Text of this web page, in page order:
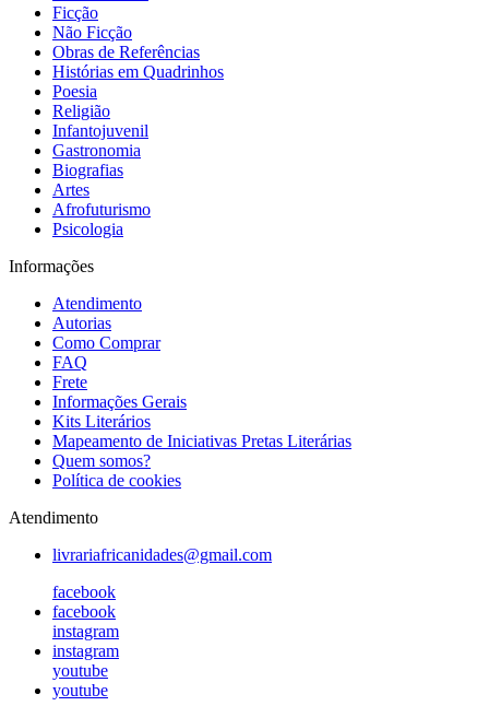
Ficção
Não Ficção
Obras de Referências
Histórias em Quadrinhos
Poesia
Religião
Infantojuvenil
Gastronomia
Biografias
Artes
Afrofuturismo
Psicologia
Informações
Atendimento
Autorias
Como Comprar
FAQ
Frete
Informações Gerais
Kits Literários
Mapeamento de Iniciativas Pretas Literárias
Quem somos?
Política de cookies
Atendimento
livrariafricanidades@gmail.com
facebook
facebook
instagram
instagram
youtube
youtube